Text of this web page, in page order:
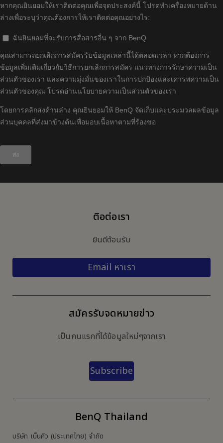
ติอต่อเรา
ยินดีต้อนรับ
Email หาเรา
สมัครรับจดหมายข่าว
เป็นคนแรกที่ได้ข้อมูลใหม่ๆจากเรา
Subscribe
BenQ Thailand
บริษัท เบ็นคิว (ประเทศไทย) จำกัด